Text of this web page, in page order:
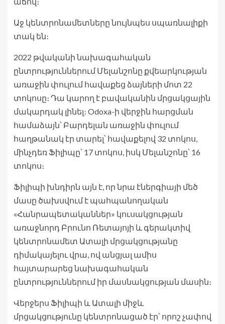
Աջ կենտրոնամետները նույնպես սպառնալիքի
տակ են։
2022 թվականի նախագահական
ընտրություններում Մելանշոնը քվեարկության
առաջին փուլում հավաքեց ձայների մոտ 22
տոկոսը։ Դա կարող է բավականին մրցակցային
մակարդակ լինել։ Odoxa-ի վերջին հարցման
համաձայն՝ Բարդելան առաջին փուլում
հաղթանակ էր տարել՝ հավաքելով 32 տոկոս,
մինչդեռ Ֆիլիպը՝ 17 տոկոս, իսկ Մելանշոնը՝ 16
տոկոս։
Ֆիլիպի խնդիրն այն է, որ նրա էներգիայի մեծ
մասը ծախսվում է պահպանողական
«Հանրապետականներ» կուսակցության
առաջնորդ Բրունո Ռետայոյի և գերակտիվ
կենտրոնամետ Ատալի մրցակցությանը
դիմակայելու վրա, ով անցյալ ամիս
հայտարարեց նախագահական
ընտրություններում իր մասնակցության մասին։
Վերջերս Ֆիլիպի և Ատալի միջև
մրցակցությունը կենտրոնացած էր՝ որոշ չափով